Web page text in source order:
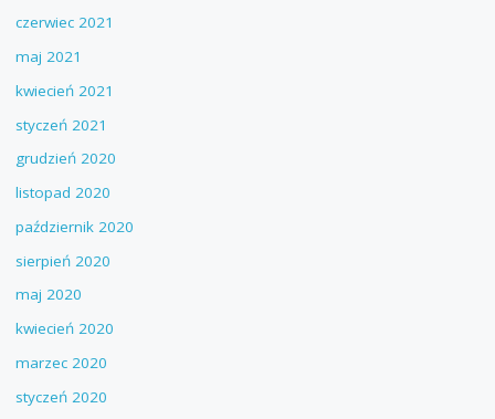
czerwiec 2021
maj 2021
kwiecień 2021
styczeń 2021
grudzień 2020
listopad 2020
październik 2020
sierpień 2020
maj 2020
kwiecień 2020
marzec 2020
styczeń 2020